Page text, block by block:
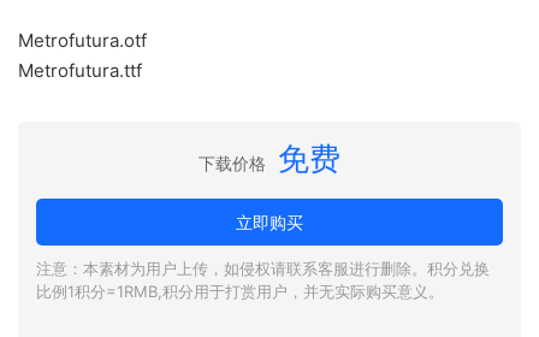
Metrofutura.otf
Metrofutura.ttf
下载价格 免费
立即购买
注意：本素材为用户上传，如侵权请联系客服进行删除。积分兑换
比例1积分=1RMB,积分用于打赏用户，并无实际购买意义。